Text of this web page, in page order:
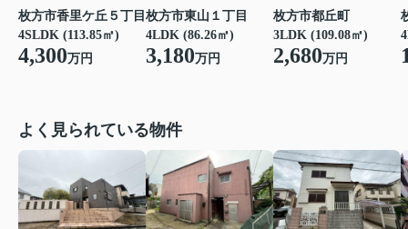
枚方市香里ケ丘５丁目
4SLDK (113.85㎡)
4,300万円
枚方市東山１丁目
4LDK (86.26㎡)
3,180万円
枚方市都丘町
3LDK (109.08㎡)
2,680万円
よく見られている物件